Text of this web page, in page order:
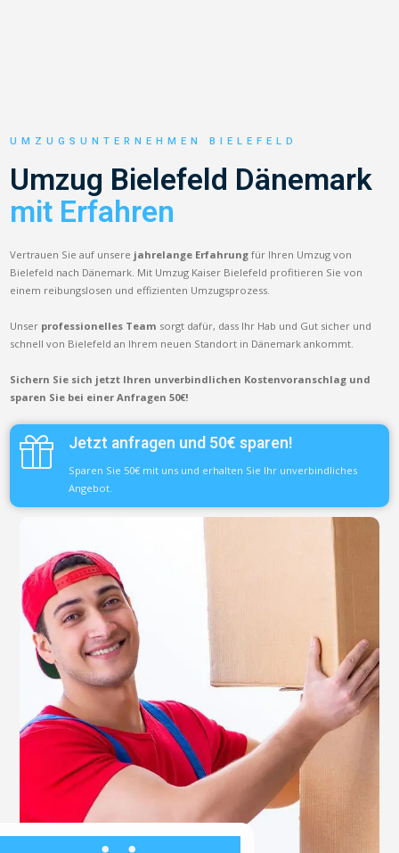
UMZUGSUNTERNEHMEN BIELEFELD
Umzug Bielefeld Dänemark
mit Erfahren
Vertrauen Sie auf unsere jahrelange Erfahrung für Ihren Umzug von
Bielefeld nach Dänemark. Mit Umzug Kaiser Bielefeld profitieren Sie von
einem reibungslosen und effizienten Umzugsprozess.
Unser professionelles Team sorgt dafür, dass Ihr Hab und Gut sicher und
schnell von Bielefeld an Ihrem neuen Standort in Dänemark ankommt.
Sichern Sie sich jetzt Ihren unverbindlichen Kostenvoranschlag und
sparen Sie bei einer Anfragen 50€!
Jetzt anfragen und 50€ sparen!
Sparen Sie 50€ mit uns und erhalten Sie Ihr unverbindliches
Angebot.